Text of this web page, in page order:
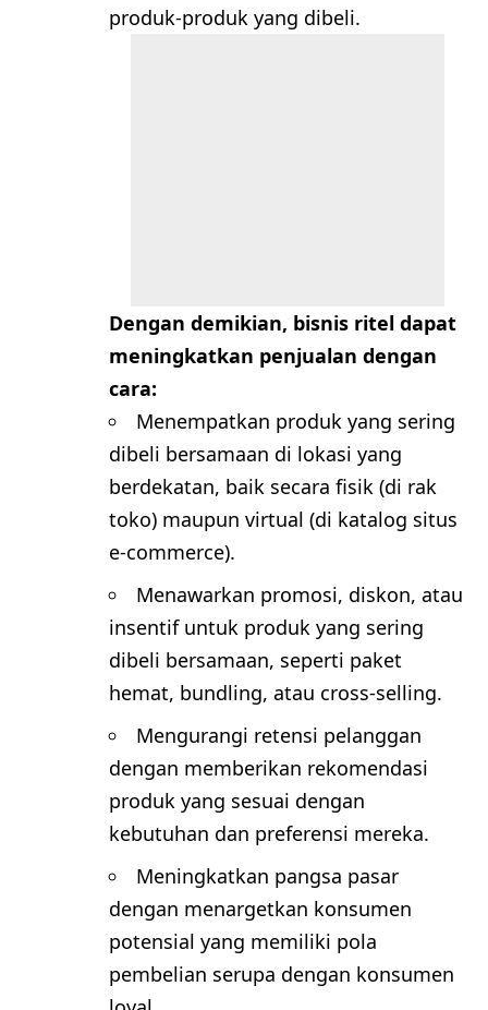
produk-produk yang dibeli.
Dengan demikian, bisnis ritel dapat
meningkatkan penjualan dengan
cara:
Menempatkan produk yang sering
dibeli bersamaan di lokasi yang
berdekatan, baik secara fisik (di rak
toko) maupun virtual (di katalog situs
e-commerce).
Menawarkan promosi, diskon, atau
insentif untuk produk yang sering
dibeli bersamaan, seperti paket
hemat, bundling, atau cross-selling.
Mengurangi retensi pelanggan
dengan memberikan rekomendasi
produk yang sesuai dengan
kebutuhan dan preferensi mereka.
Meningkatkan pangsa pasar
dengan menargetkan konsumen
potensial yang memiliki pola
pembelian serupa dengan konsumen